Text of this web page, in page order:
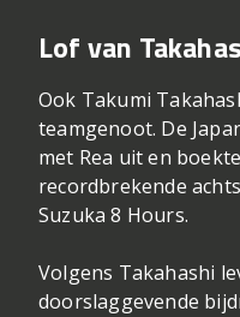
Lof van
Ook Takumi
teamgenoot. De
met Rea uit en
recordbrekende
Suzuka 8 Hours.
Volgens Takahashi
doorslaggevende